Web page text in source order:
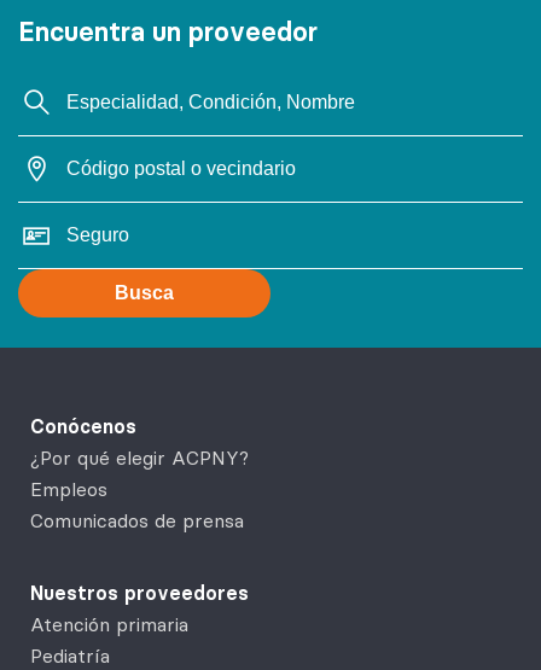
Encuentra un proveedor
Busca
Conócenos
¿Por qué elegir ACPNY?
Empleos
Comunicados de prensa
Nuestros proveedores
Atención primaria
Pediatría